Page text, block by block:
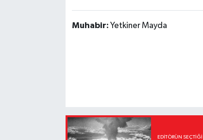
Muhabir: Yetkiner Mayda
EDITÖRÜN SEÇTIĞI